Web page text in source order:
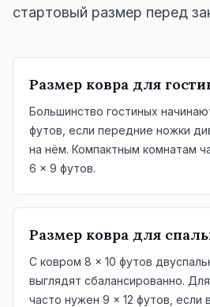
Проверьте проходы перед покупкой
Галерея «до и после»
Тарифы
🇷🇺Русский
стартовый размер перед
Размер ковра для
Большинство гостиных
футов, если передние ножки
на нём. Компактным комнатам
6 × 9 футов.
Размер ковра для
С ковром 8 × 10 футов
выглядят сбалансированно.
часто нужен 9 × 12 футов, если